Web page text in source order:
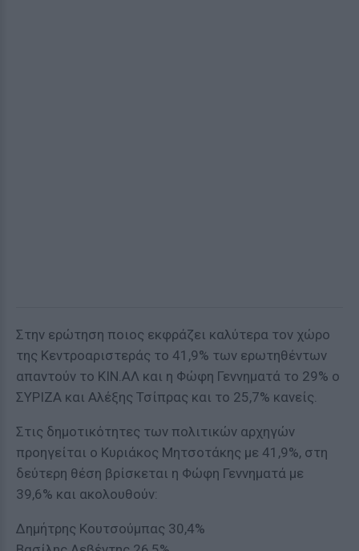
Στην ερώτηση ποιος εκφράζει καλύτερα τον χώρο
της Κεντροαριστεράς το 41,9% των ερωτηθέντων
απαντούν το ΚΙΝ.ΑΛ και η Φώφη Γεννηματά το 29% ο
ΣΥΡΙΖΑ και Αλέξης Τσίπρας και το 25,7% κανείς.
Στις δημοτικότητες των πολιτικών αρχηγών
προηγείται ο Κυριάκος Μητσοτάκης με 41,9%, στη
δεύτερη θέση βρίσκεται η Φώφη Γεννηματά με
39,6% και ακολουθούν:
Δημήτρης Κουτσούμπας 30,4%